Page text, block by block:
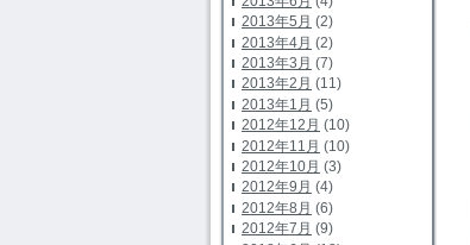
2013年5月 (2)
2013年4月 (2)
2013年3月 (7)
2013年2月 (11)
2013年1月 (5)
2012年12月 (10)
2012年11月 (10)
2012年10月 (3)
2012年9月 (4)
2012年8月 (6)
2012年7月 (9)